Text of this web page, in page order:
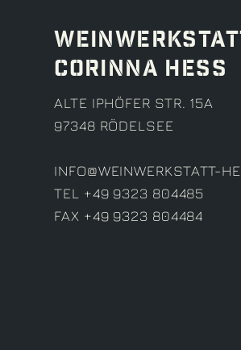
CORINNA HESS
ALTE IPHÖFER STR. 15A
97348 RÖDELSEE
INFO@WEINWERKSTATT-
TEL +49 9323 804485
FAX +49 9323 804484